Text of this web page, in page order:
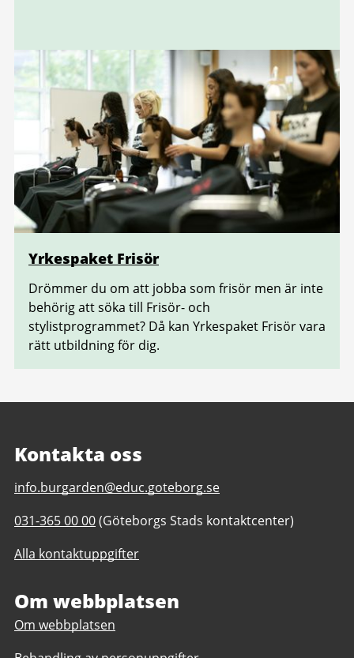
Yrkespaket Frisör
Drömmer du om att jobba som frisör men är inte
behörig att söka till Frisör- och
stylistprogrammet? Då kan Yrkespaket Frisör vara
rätt utbildning för dig.
Kontakta oss
E-
till
Burgårdens
gymnasium
info.burgarden@educ.goteborg.se
Telefonnummer
Burgårdens
031-365 00 00(Göteborgs Stads kontaktcenter)
Alla kontaktuppgifter
Om webbplatsen
Om webbplatsen